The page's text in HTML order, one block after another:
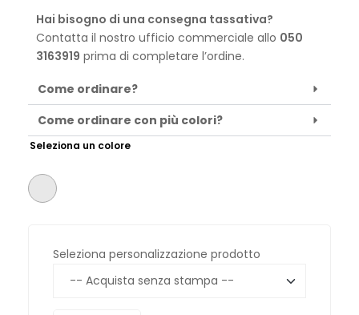
Hai bisogno di una consegna tassativa?
Contatta il nostro ufficio commerciale allo 050
3163919 prima di completare l’ordine.
Come ordinare?
Come ordinare con più colori?
Seleziona un colore
Seleziona personalizzazione prodotto